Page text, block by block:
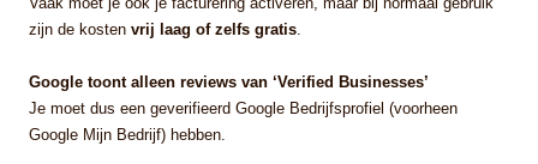
zijn de kosten vrij laag of zelfs gratis
Google toont alleen reviews van ‘Verified Businesses’
Je moet dus een geverifieerd Google Bedrijfsprofiel (voorheen
Google Mijn Bedrijf) hebben.